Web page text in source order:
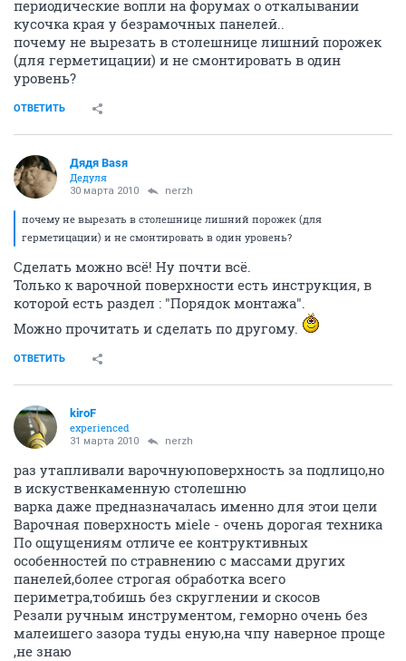
периодические вопли на форумах о откалывании
кусочка края у безрамочных панелей..
почему не вырезать в столешнице лишний порожек
(для герметицации) и не смонтировать в один
уровень?
ОТВЕТИТЬ
Дядя Ваsя
Дедуля
30 марта 2010 nerzh
почему не вырезать в столешнице лишний порожек (для
герметицации) и не смонтировать в один уровень?
Сделать можно всё! Ну почти всё.
Только к варочной поверхности есть инструкция, в
которой есть раздел : "Порядок монтажа".
Можно прочитать и сделать по другому.
ОТВЕТИТЬ
kiroF
experienced
31 марта 2010 nerzh
раз утапливали варочнуюповерхность за подлицо,но
в искуственкаменную столешню
варка даже предназначалась именно для этои цели
Варочная поверхность мiele - очень дорогая техника
По ощущениям отличе ее контруктивных
особенностей по стравнению с массами других
панелей,более строгая обработка всего
периметра,тобишь без скруглении и скосов
Резали ручным инструментом, геморно очень без
малеишего зазора туды еную,на чпу наверное проще
,не знаю